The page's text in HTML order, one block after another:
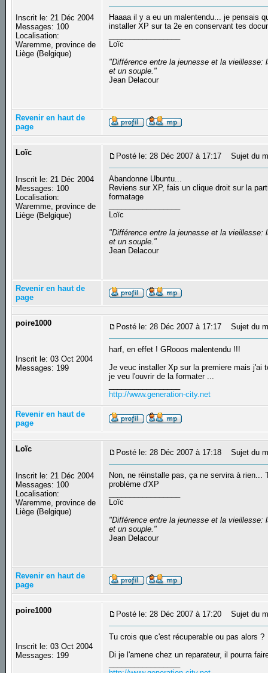
Inscrit le: 21 Déc 2004
Messages: 100
Localisation:
Waremme, province de
Liège (Belgique)
Haaaa il y a eu un malentendu... je pensais
installer XP sur ta 2e en conservant tes
Loïc
"Différence entre la jeunesse et la vieillesse:
et un souple."
Jean Delacour
Revenir en haut de
page
Loïc
Inscrit le: 21 Déc 2004
Messages: 100
Localisation:
Waremme, province de
Liège (Belgique)
Posté le: 28 Déc 2007 à 17:17 Sujet du
Abandonne Ubuntu...
Reviens sur XP, fais un clique droit sur la
formatage
Loïc
"Différence entre la jeunesse et la vieillesse:
et un souple."
Jean Delacour
Revenir en haut de
page
poire1000
Inscrit le: 03 Oct 2004
Messages: 199
Posté le: 28 Déc 2007 à 17:17 Sujet du
harf, en effet ! GRooos malentendu !!!
Je veuc installer Xp sur la premiere mais j'ai
je veu l'ouvrir de la formater ...
http://www.generation-city.net
Revenir en haut de
page
Loïc
Inscrit le: 21 Déc 2004
Messages: 100
Localisation:
Waremme, province de
Liège (Belgique)
Posté le: 28 Déc 2007 à 17:18 Sujet du
Non, ne réinstalle pas, ça ne servira à
problème d'XP
Loïc
"Différence entre la jeunesse et la vieillesse:
et un souple."
Jean Delacour
Revenir en haut de
page
poire1000
Inscrit le: 03 Oct 2004
Messages: 199
Posté le: 28 Déc 2007 à 17:20 Sujet du
Tu crois que c'est récuperable ou pas alors ?
Di je l'amene chez un reparateur, il pourra